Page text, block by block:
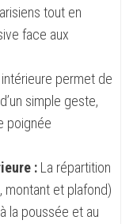
tout en
face aux
permet de
simple geste,
poignée
: La répartition
montant et plafond)
la poussée et au